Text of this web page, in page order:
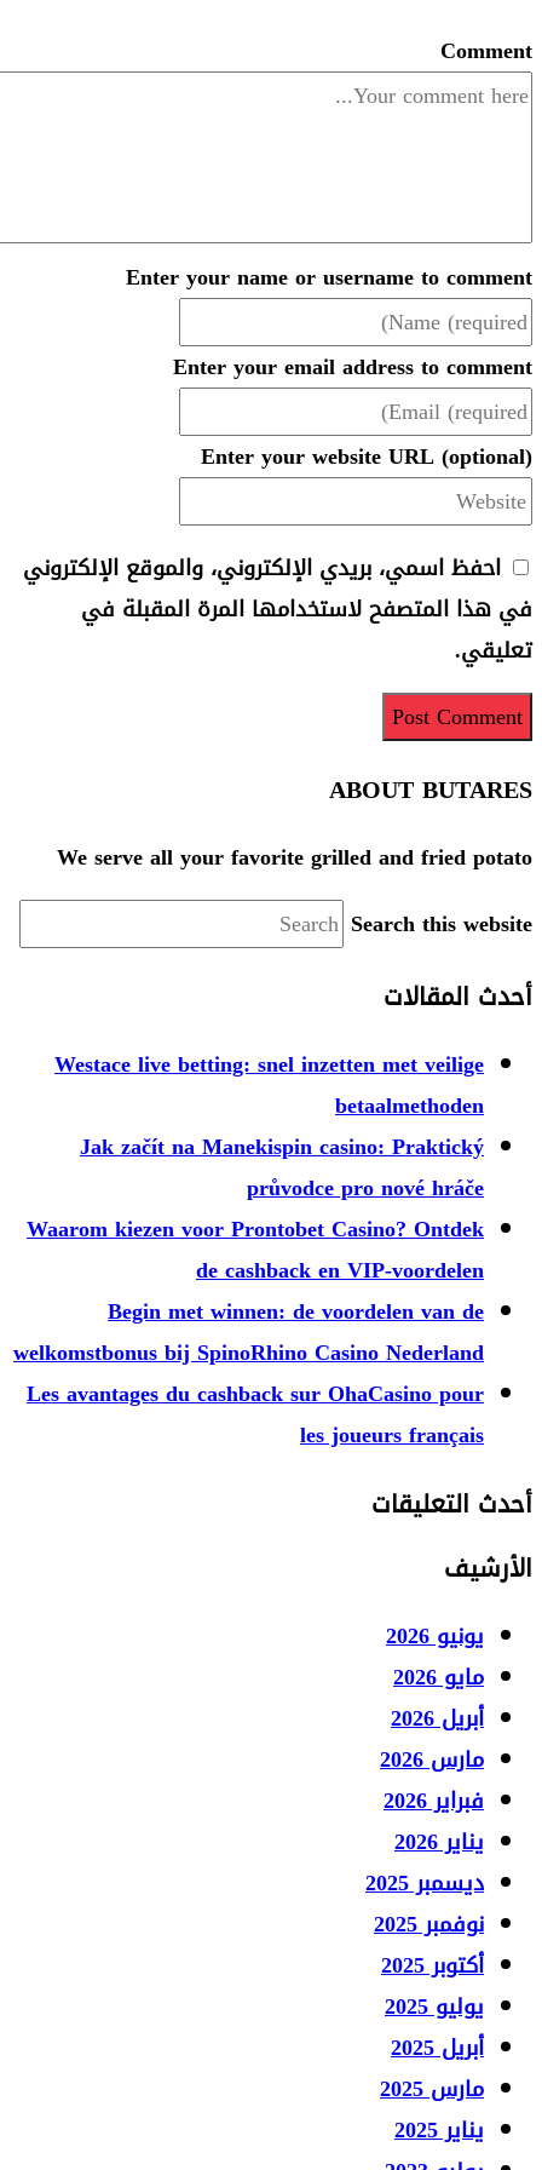
Enter your name or
Enter your email
Enter your
الإلكتروني، والموقع الإلكتروني
لاستخدامها المرة المقبلة في
We serve all your favorite grilled
Westace live betting: snel inzetten
Jak začít na Manekispin
průvodce pro
Waarom kiezen voor Prontobet
de cashback en
Begin met winnen: de
welkomstbonus bij SpinoRhino Casino
Les avantages du cashback sur
les